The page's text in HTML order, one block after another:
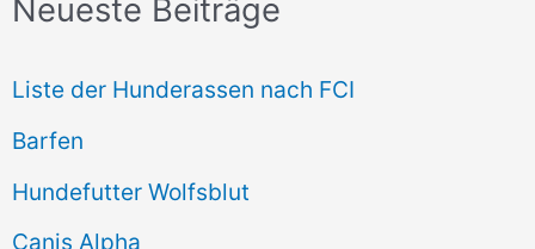
h
n
n
a
c
Neueste Beiträge
Liste der Hunderassen nach FCI
Barfen
Hundefutter Wolfsblut
Canis Alpha